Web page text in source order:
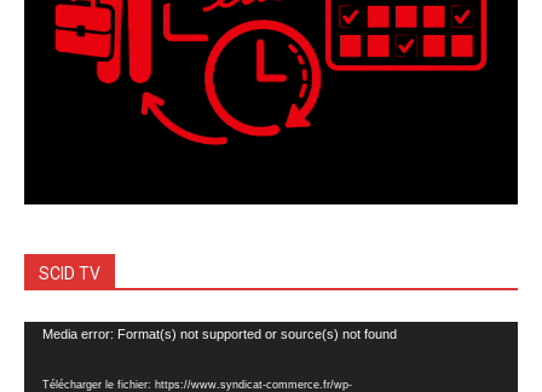
SCID TV
Lecteur
Media error: Format(s) not supported or source(s) not found
Télécharger le fichier: https://www.syndicat-commerce.fr/wp-